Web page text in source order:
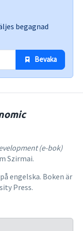
begagnad
Bevaka
(e-bok)
Szirmai.
engelska. Boken är
Press.